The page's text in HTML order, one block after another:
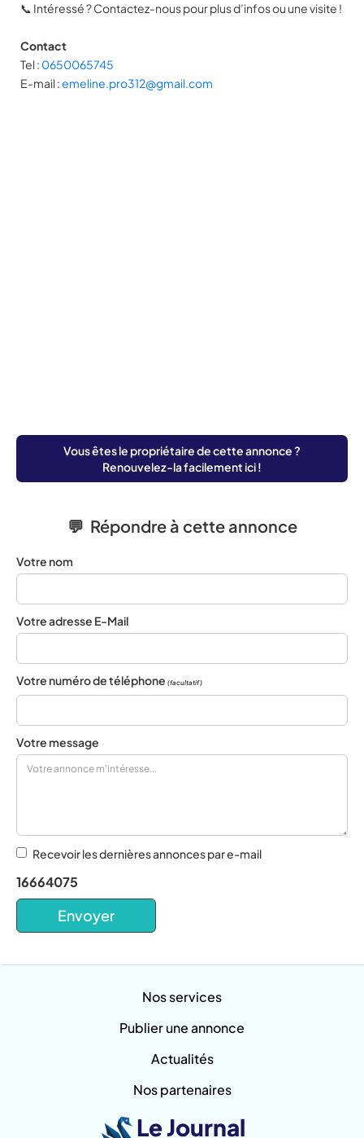
📞 Intéressé ? Contactez-nous pour plus d’infos ou une visite !
Contact
Tel : 0650065745
E-mail :emeline.pro312@gmail.com
Vous êtes le propriétaire de cette annonce ?
Renouvelez-la facilement ici !
💬 Répondre à cette annonce
Votre nom
Votre adresse E-Mail
Votre numéro de téléphone (facultatif)
Votre message
Recevoir les dernières annonces par e-mail
16664075
Nos services
Publier une annonce
Actualités
Nos partenaires
Le Journal